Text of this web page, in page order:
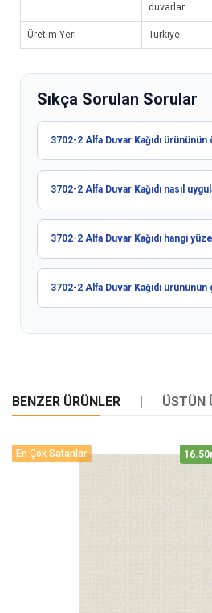
duvarlar
Üretim Yeri Türkiye
Sıkça Sorulan Sorular
3702-2 Alfa Duvar Kağıdı
3702-2 Alfa Duvar Kağıdı nasıl
3702-2 Alfa Duvar Kağıdı hangi
3702-2 Alfa Duvar Kağıdı
BENZER ÜRÜNLER ÜSTÜN
En Çok Satanlar